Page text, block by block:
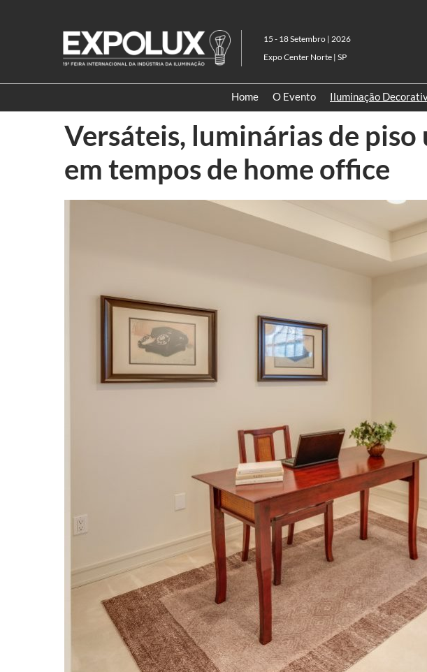
o
conteúdo
15 - 18 Setembro | 2026
Expo Center Norte | SP
Home O Evento Iluminação
Versáteis, luminárias de
em tempos de home office